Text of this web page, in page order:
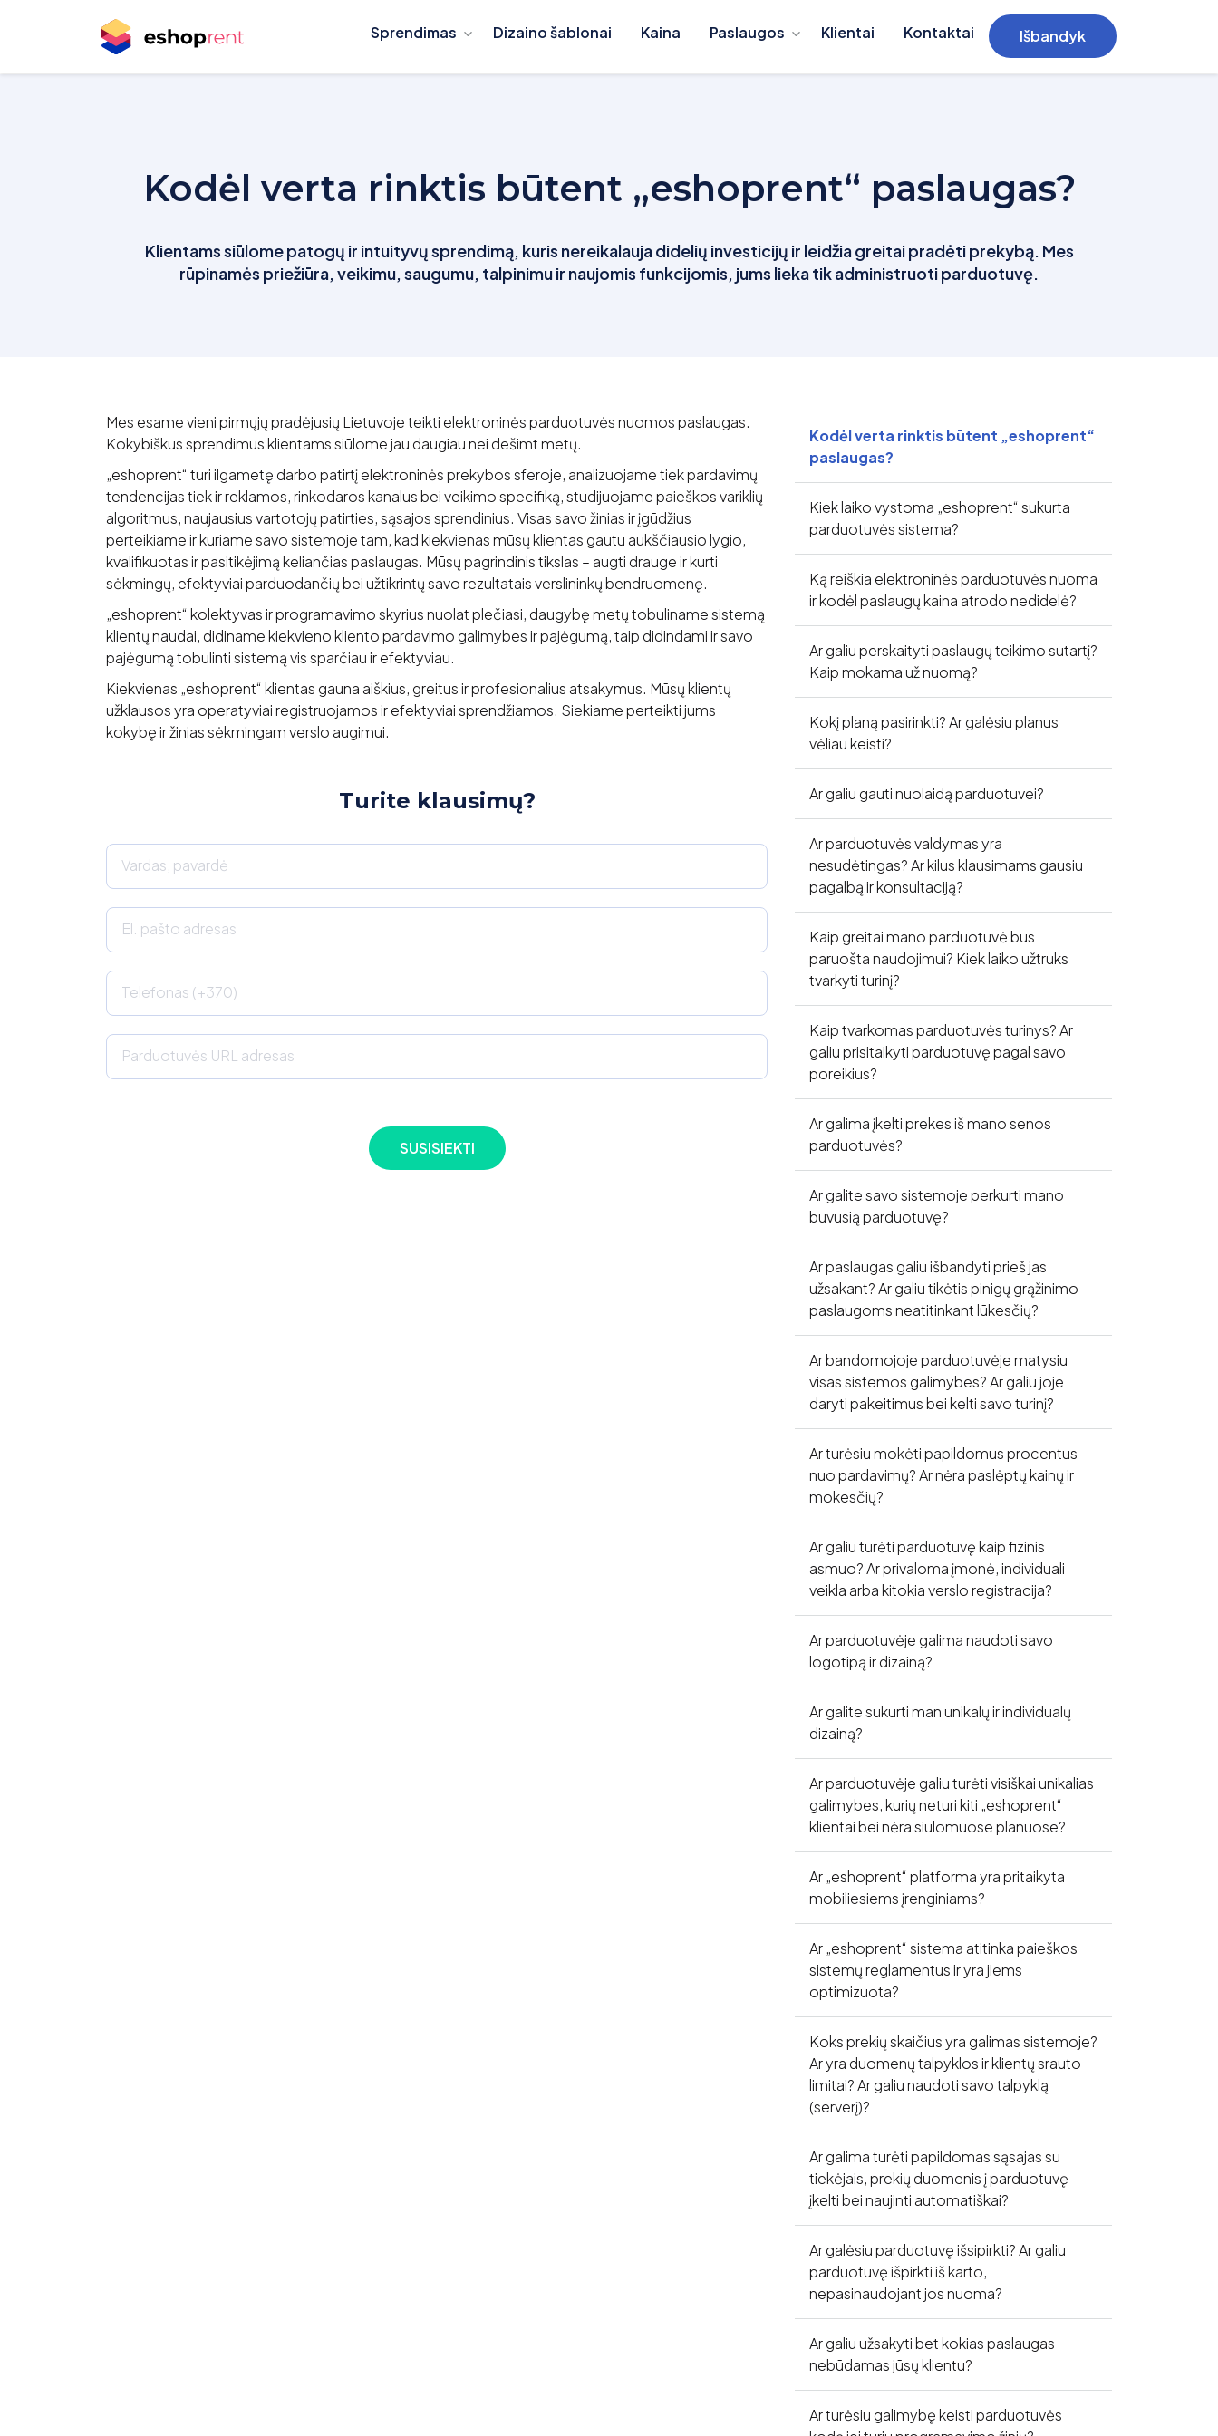
Sprendimas Dizaino šablonai Kaina Paslaugos Klientai Kontaktai Išbandyk
Kodėl verta rinktis būtent „eshoprent“ paslaugas?
Klientams siūlome patogų ir intuityvų sprendimą, kuris nereikalauja didelių investicijų ir leidžia greitai pradėti prekybą. Mes
rūpinamės priežiūra, veikimu, saugumu, talpinimu ir naujomis funkcijomis, jums lieka tik administruoti parduotuvę.
Mes esame vieni pirmųjų pradėjusių Lietuvoje teikti elektroninės parduotuvės nuomos paslaugas.
Kokybiškus sprendimus klientams siūlome jau daugiau nei dešimt metų.
„eshoprent“ turi ilgametę darbo patirtį elektroninės prekybos sferoje, analizuojame tiek pardavimų
tendencijas tiek ir reklamos, rinkodaros kanalus bei veikimo specifiką, studijuojame paieškos variklių
algoritmus, naujausius vartotojų patirties, sąsajos sprendinius. Visas savo žinias ir įgūdžius
perteikiame ir kuriame savo sistemoje tam, kad kiekvienas mūsų klientas gautu aukščiausio lygio,
kvalifikuotas ir pasitikėjimą keliančias paslaugas. Mūsų pagrindinis tikslas – augti drauge ir kurti
sėkmingų, efektyviai parduodančių bei užtikrintų savo rezultatais verslininkų bendruomenę.
„eshoprent“ kolektyvas ir programavimo skyrius nuolat plečiasi, daugybę metų tobuliname sistemą
klientų naudai, didiname kiekvieno kliento pardavimo galimybes ir pajėgumą, taip didindami ir savo
pajėgumą tobulinti sistemą vis sparčiau ir efektyviau.
Kiekvienas „eshoprent“ klientas gauna aiškius, greitus ir profesionalius atsakymus. Mūsų klientų
užklausos yra operatyviai registruojamos ir efektyviai sprendžiamos. Siekiame perteikti jums
kokybę ir žinias sėkmingam verslo augimui.
Turite klausimų?
Vardas, pavardė
El. pašto adresas
Telefonas (+370)
Parduotuvės URL adresas
Kodėl verta rinktis būtent „eshoprent“
paslaugas?
Kiek laiko vystoma „eshoprent“ sukurta
parduotuvės sistema?
Ką reiškia elektroninės parduotuvės nuoma
ir kodėl paslaugų kaina atrodo nedidelė?
Ar galiu perskaityti paslaugų teikimo sutartį?
Kaip mokama už nuomą?
Kokį planą pasirinkti? Ar galėsiu planus
vėliau keisti?
Ar galiu gauti nuolaidą parduotuvei?
Ar parduotuvės valdymas yra
nesudėtingas? Ar kilus klausimams gausiu
pagalbą ir konsultaciją?
Kaip greitai mano parduotuvė bus
paruošta naudojimui? Kiek laiko užtruks
tvarkyti turinį?
Kaip tvarkomas parduotuvės turinys? Ar
galiu prisitaikyti parduotuvę pagal savo
poreikius?
Ar galima įkelti prekes iš mano senos
parduotuvės?
Ar galite savo sistemoje perkurti mano
buvusią parduotuvę?
Ar paslaugas galiu išbandyti prieš jas
užsakant? Ar galiu tikėtis pinigų grąžinimo
paslaugoms neatitinkant lūkesčių?
Ar bandomojoje parduotuvėje matysiu
visas sistemos galimybes? Ar galiu joje
daryti pakeitimus bei kelti savo turinį?
Ar turėsiu mokėti papildomus procentus
nuo pardavimų? Ar nėra paslėptų kainų ir
mokesčių?
Ar galiu turėti parduotuvę kaip fizinis
asmuo? Ar privaloma įmonė, individuali
veikla arba kitokia verslo registracija?
Ar parduotuvėje galima naudoti savo
logotipą ir dizainą?
Ar galite sukurti man unikalų ir individualų
dizainą?
Ar parduotuvėje galiu turėti visiškai unikalias
galimybes, kurių neturi kiti „eshoprent“
klientai bei nėra siūlomuose planuose?
Ar „eshoprent“ platforma yra pritaikyta
mobiliesiems įrenginiams?
Ar „eshoprent“ sistema atitinka paieškos
sistemų reglamentus ir yra jiems
optimizuota?
Koks prekių skaičius yra galimas sistemoje?
Ar yra duomenų talpyklos ir klientų srauto
limitai? Ar galiu naudoti savo talpyklą
(serverį)?
Ar galima turėti papildomas sąsajas su
tiekėjais, prekių duomenis į parduotuvę
įkelti bei naujinti automatiškai?
Ar galėsiu parduotuvę išsipirkti? Ar galiu
parduotuvę išpirkti iš karto,
nepasinaudojant jos nuoma?
Ar galiu užsakyti bet kokias paslaugas
nebūdamas jūsų klientu?
Ar turėsiu galimybę keisti parduotuvės